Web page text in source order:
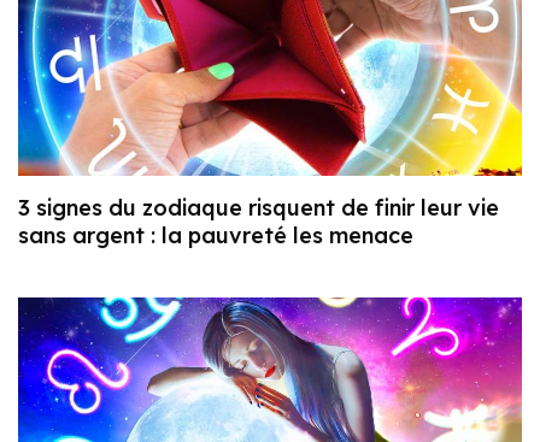
3 signes du zodiaque risquent de finir leur vie
sans argent : la pauvreté les menace